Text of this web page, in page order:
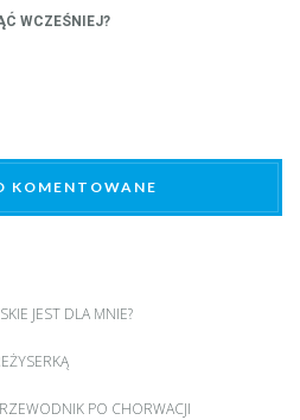
WCZEŚNIEJ?
KOMENTOWANE
JEST DLA MNIE?
PO CHORWACJI